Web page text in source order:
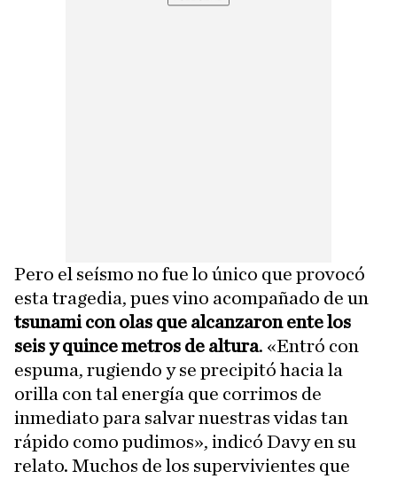
Pero el seísmo no fue lo único que provocó
esta tragedia, pues vino acompañado de un
tsunami con olas que alcanzaron ente los
seis y quince metros de altura. «Entró con
espuma, rugiendo y se precipitó hacia la
orilla con tal energía que corrimos de
inmediato para salvar nuestras vidas tan
rápido como pudimos», indicó Davy en su
relato. Muchos de los supervivientes que